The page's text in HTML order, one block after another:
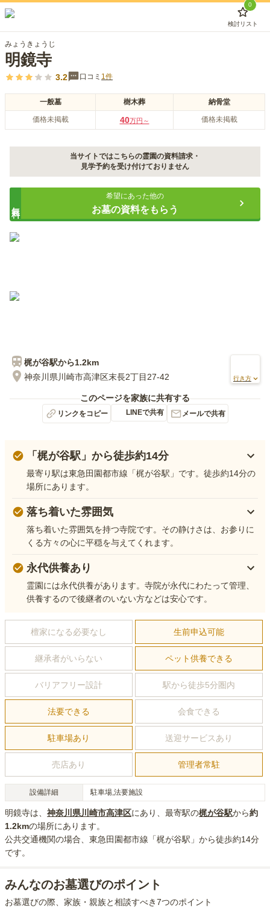
0
検討リスト
みょうきょうじ
明鏡寺
3.2 口コミ 1件
一般墓 樹木葬 納骨堂
価格未掲載 40万円～ 価格未掲載
当サイトではこちらの霊園の資料請求・
見学予約を受け付けておりません
希望にあった他の
お墓の資料をもらう
梶が谷駅から1.2km
神奈川県川崎市高津区末長2丁目27-42
行き方
このページを家族に共有する
リンクをコピー LINEで共有 メールで共有
「梶が谷駅」から徒歩約14分
最寄り駅は東急田園都市線「梶が谷駅」です。徒歩約14分の
場所にあります。
落ち着いた雰囲気
落ち着いた雰囲気を持つ寺院です。その静けさは、お参りに
くる方々の心に平穏を与えてくれます。
永代供養あり
霊園には永代供養があります。寺院が永代にわたって管理、
供養するので後継者のいない方などは安心です。
檀家になる必要なし 生前申込可能
継承者がいらない ペット供養できる
バリアフリー設計 駅から徒歩5分圏内
法要できる 会食できる
駐車場あり 送迎サービスあり
売店あり 管理者常駐
設備詳細 駐車場,法要施設
明鏡寺は、 神奈川県川崎市高津区にあり 、最寄駅の梶が谷駅から約
1.2kmの場所にあり ます。
公共交通機関の場合、東急田園都市線「梶が谷駅」から徒歩約14分
です。
みんなのお墓選びのポイント
お墓選びの際、家族・親族と相談すべき7つのポイント